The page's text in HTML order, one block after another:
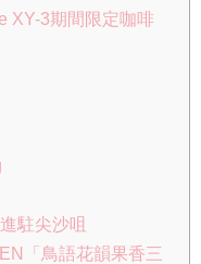
XY-3期間限定咖啡
駐尖沙咀
「鳥語花韻果香三